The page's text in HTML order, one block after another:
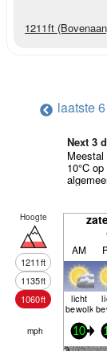
1211ft
laatste
Next 3
Meestal
10°C
Hoogte
1211ft
1135ft
1060ft
AM
licht
bewolkt
mph 10